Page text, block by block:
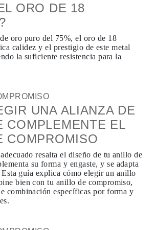
ORO DE 18
oro puro del 75%, el oro de 18
calidez y el prestigio de este metal
la suficiente resistencia para la
UNA ALIANZA DE
COMPLEMENTE EL
COMPROMISO
resalta el diseño de tu anillo de
su forma y engaste, y se adapta
guía explica cómo elegir un anillo
bien con tu anillo de compromiso,
combinación específicas por forma y